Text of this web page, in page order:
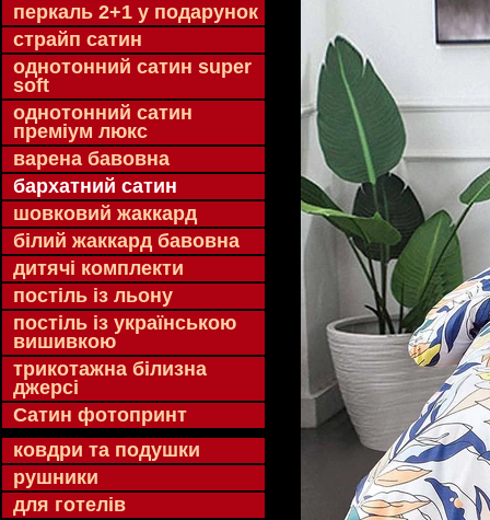
перкаль 2+1 у подарунок
страйп сатин
однотонний сатин super
soft
однотонний сатин
преміум люкс
варена бавовна
бархатний сатин
шовковий жаккард
білий жаккард бавовна
дитячі комплекти
постіль із льону
постіль із українською
вишивкою
трикотажна білизна
джерсі
Сатин фотопринт
ковдри та подушки
рушники
для готелів